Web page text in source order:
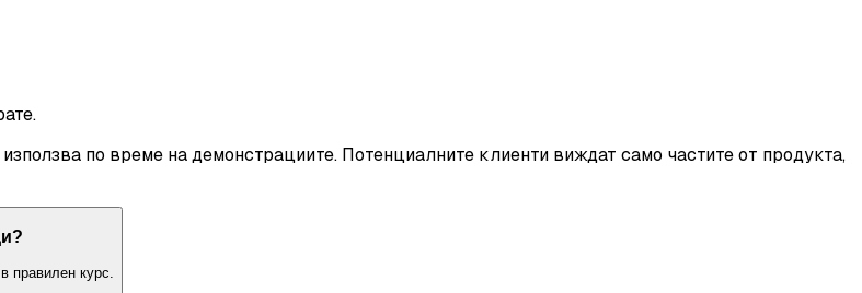
по време на демонстрациите. Потенциалните клиенти виждат само частите от продукта,
правилен курс.